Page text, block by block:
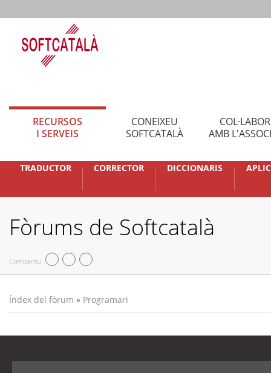
RECURSOS
I SERVEIS
CONEIXEU
SOFTCATALÀ
AMB
TRADUCTOR CORRECTOR DICCIONARIS
Fòrums de Softcatalà
Compartiu
Índex del fòrum » Programari